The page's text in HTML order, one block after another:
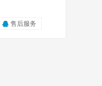
售后服务